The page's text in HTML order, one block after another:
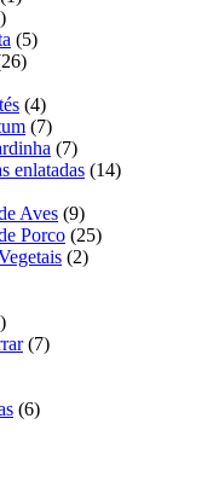
7
produtos
55
2626
44
produtos
77
produtos
77
produtos
enlatadas 1414
Aves 99
produtos
Porco 2525
22
44
produtos
77
66